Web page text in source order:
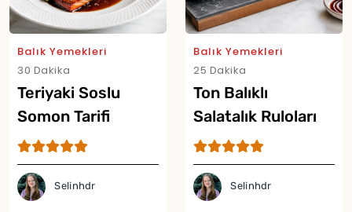
Balık Yemekleri
30 Dakika
Teriyaki Soslu
Somon Tarifi
Selinhdr
Balık Yemekleri
25 Dakika
Ton Balıklı
Salatalık Ruloları
Tarifi
Selinhdr